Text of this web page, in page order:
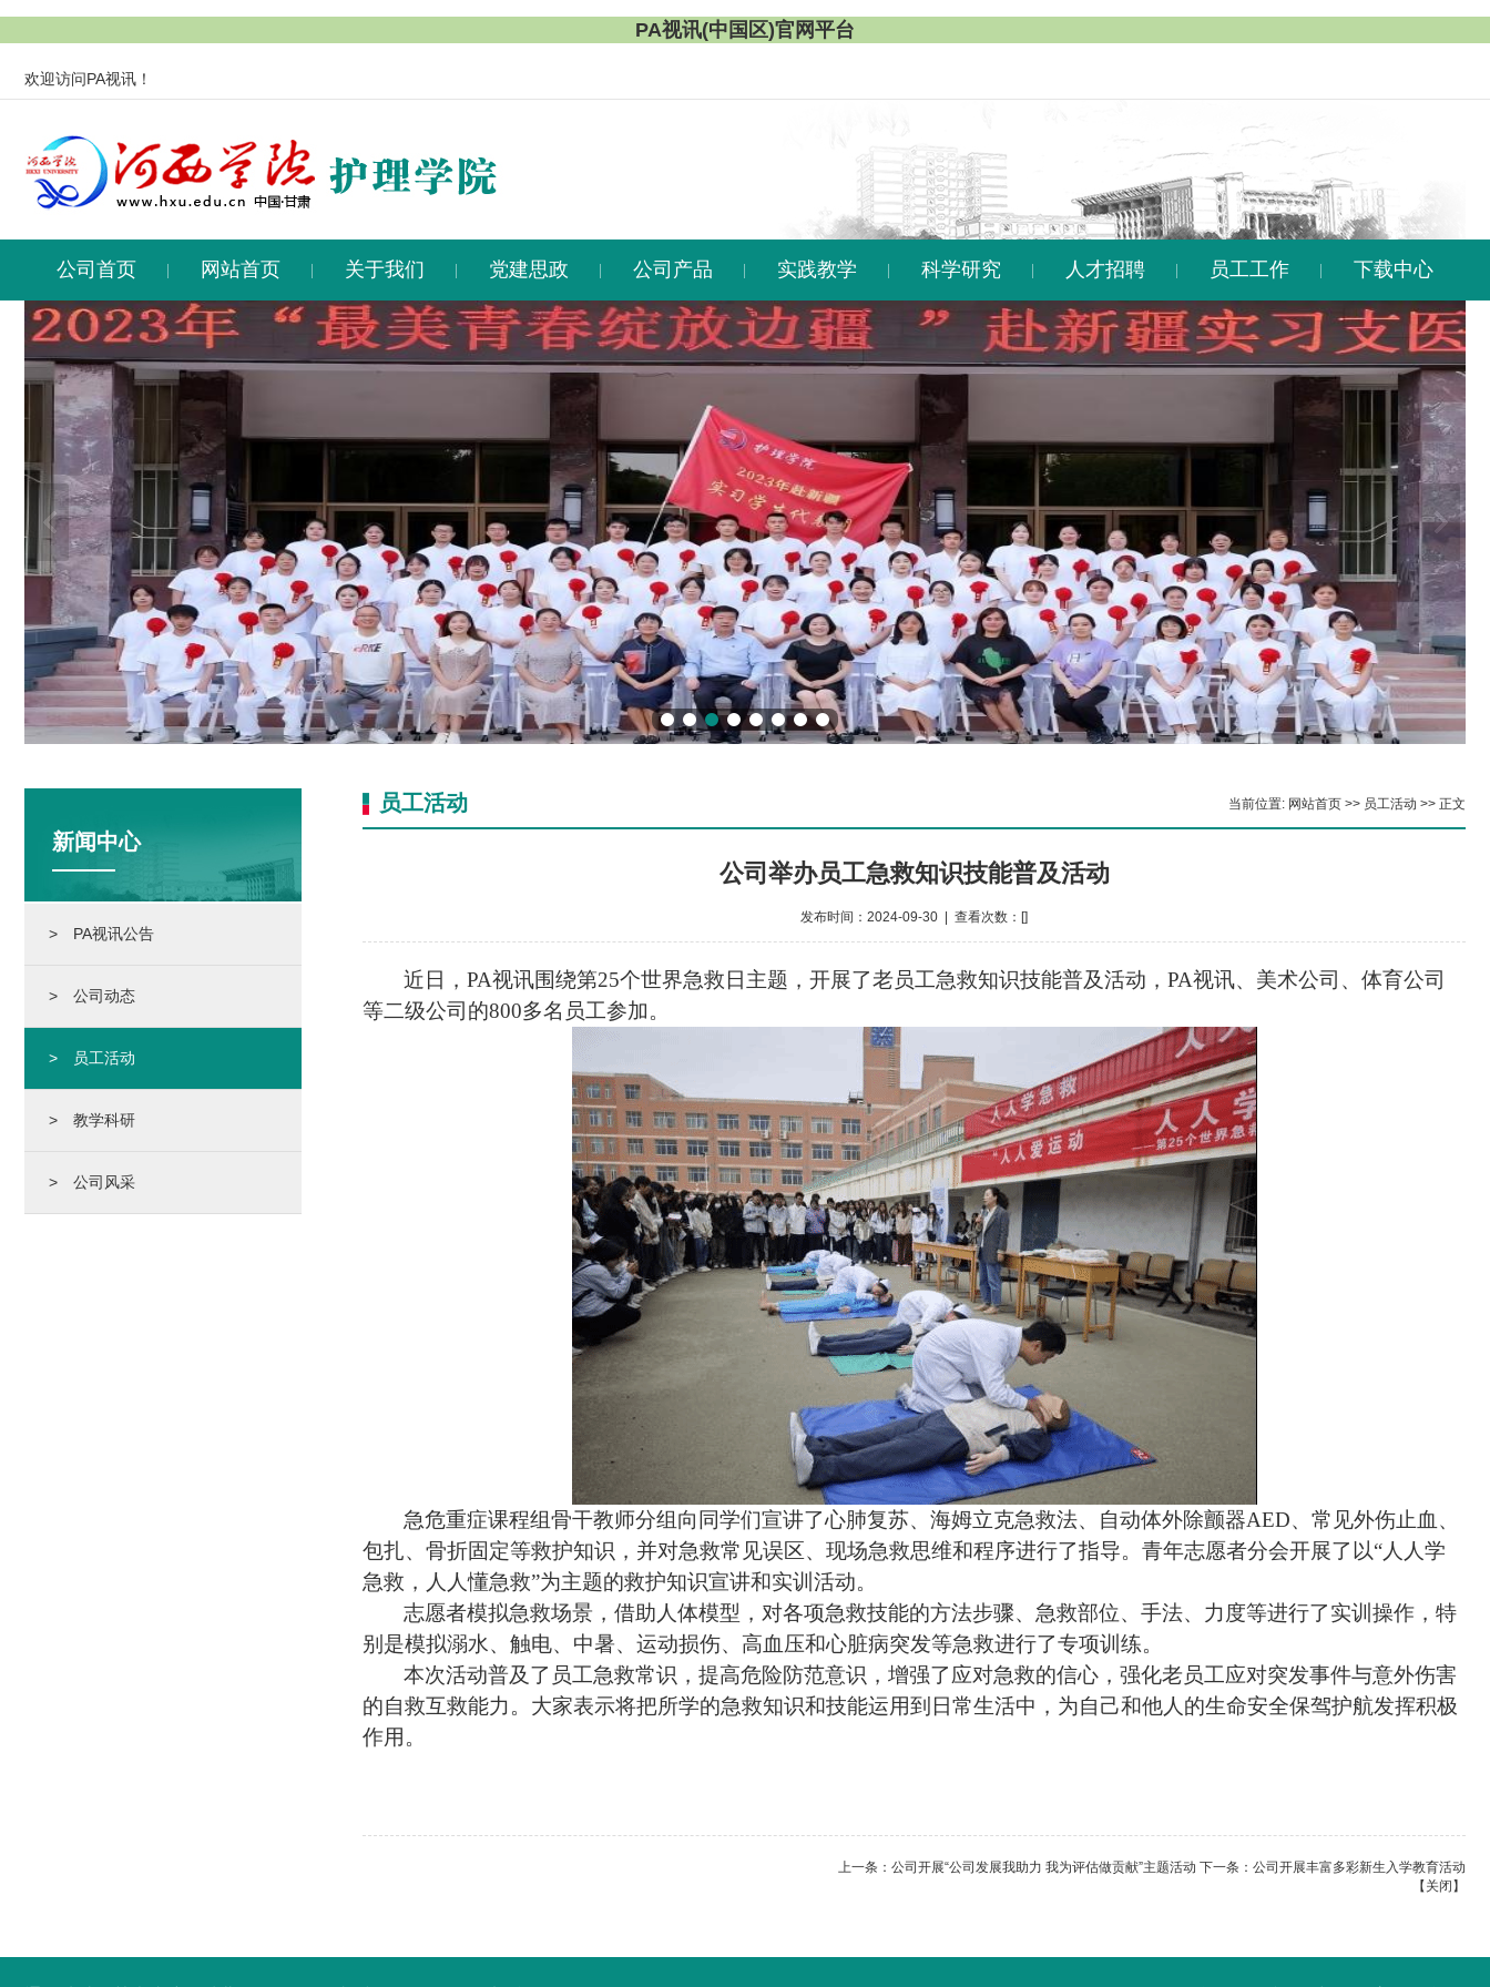
PA视讯(中国区)官网平台
欢迎访问PA视讯！
公司首页 网站首页 关于我们 党建思政 公司产品 实践教学 科学研究 人才招聘 员工工作 下载中心
新闻中心
> PA视讯公告
> 公司动态
> 员工活动
> 教学科研
> 公司风采
员工活动 当前位置: 网站首页 >> 员工活动 >> 正文
公司举办员工急救知识技能普及活动
发布时间：2024-09-30 | 查看次数：[]
近日，PA视讯围绕第25个世界急救日主题，开展了老员工急救知识技能普及活动， PA视讯、 美术公司、 体育公司
等二级公司的800多名员工参加。
急危重症课程组骨干教师分组向同学们宣讲了心肺复苏、海姆立克急救法、自动体外除颤器AED、常见外伤止血、
包扎、骨折固定等救护知识，并对急救常见误区、现场急救思维和程序进行了指导。青年志愿者分会开展了以“人人学
急救，人人懂急救”为主题的救护知识宣讲和实训活动。
志愿者模拟急救场景，借助人体模型，对各项急救技能的方法步骤、急救部位、手法、力度等进行了实训操作，特
别是模拟溺水、触电、中暑、运动损伤、高血压和心脏病突发等急救进行了专项训练。
本次活动普及了员工急救常识， 提高危险防范意识，增强了应对急救的信心，强化老员工应对突发事件与意外伤害
的自救互救能力。 大家表示将把所学的急救知识和技能运用到日常生活中，为自己和他人的生命安全保驾护航发挥积极
作用。
上一条： 公司开展“公司发展我助力 我为评估做贡献”主题活动 下一条： 公司开展丰富多彩新生入学教育活动
【关闭】